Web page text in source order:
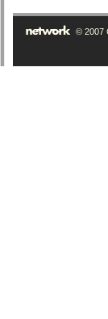
© 2007